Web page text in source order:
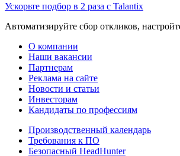
Ускорьте подбор в 2 раза с Talantix
Автоматизируйте сбор откликов,
О компании
Наши вакансии
Партнерам
Реклама на сайте
Новости и статьи
Инвесторам
Кандидаты по профессиям
Производственный календарь
Требования к ПО
Безопасный HeadHunter